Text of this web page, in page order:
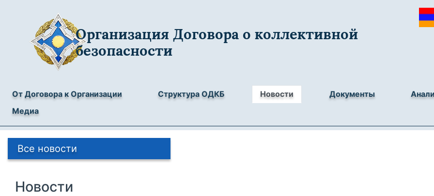
Организация Договора о коллективной
безопасности
От Договора к Организации Структура ОДКБ Новости Документы
Медиа
Все новости
Новости